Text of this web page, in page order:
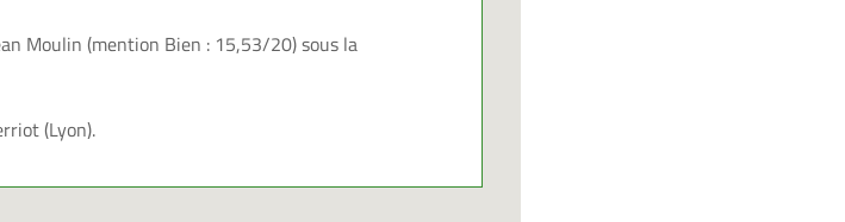
Moulin (mention Bien : 15,53/20) sous la
(Lyon).